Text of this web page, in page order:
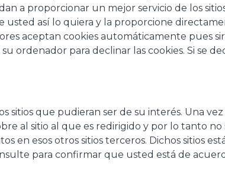
a proporcionar un mejor servicio de los
usted así lo quiera y la proporcione
aceptan cookies automáticamente pues
ordenador para declinar las cookies. Si se
sitios que pudieran ser de su interés. Una
al sitio al que es redirigido y por lo tanto no
en esos otros sitios terceros. Dichos sitios
para confirmar que usted está de